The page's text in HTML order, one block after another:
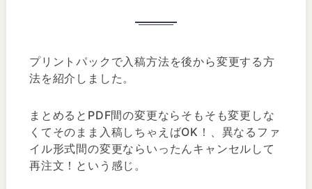
プリントパックで入稿方法を後から変更する方
法を紹介しました。
まとめるとPDF間の変更ならそもそも変更しな
くてそのまま入稿しちゃえばOK！、異なるファ
イル形式間の変更ならいったんキャンセルして
再注文！という感じ。